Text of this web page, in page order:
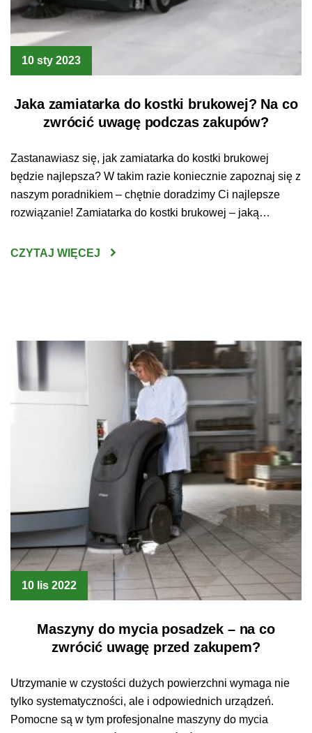
10 sty 2023
Jaka zamiatarka do kostki brukowej? Na co
zwrócić uwagę podczas zakupów?
Zastanawiasz się, jak zamiatarka do kostki brukowej
będzie najlepsza? W takim razie koniecznie zapoznaj się z
naszym poradnikiem – chętnie doradzimy Ci najlepsze
rozwiązanie! Zamiatarka do kostki brukowej – jaką
oczyszczania kostki brukowej nie jest wcale prostym
CZYTAJ WIĘCEJ
10 lis 2022
Maszyny do mycia posadzek – na co
zwrócić uwagę przed zakupem?
Utrzymanie w czystości dużych powierzchni wymaga nie
tylko systematyczności, ale i odpowiednich urządzeń.
Pomocne są w tym profesjonalne maszyny do mycia